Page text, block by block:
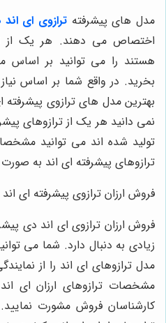
مدل های پیشرفته ترازوی ای
اختصاص می دهند. هر یک از
هستند را می توانید بر اساس
بخرید. در واقع شما بر اساس
بهترین مدل های ترازوی
نمی دانید هر یک از ترازوهای
تولید شده اند می توانید
ترازوهای پیشرفته ای اند به
فروش ارزان ترازوی پیشرفته ای
فروش ارزان ترازوی ای اند دی
زیادی به دنبال دارد. شما می
مدل ترازوهای ای اند را از
مشخصات ترازوهای ارزان ای
کارشناسان فروش مشورت